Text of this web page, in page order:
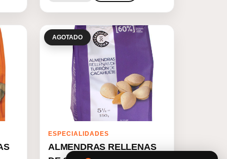
AGOTADO
ESPECIALIDADES
ALMENDRAS RELLENAS